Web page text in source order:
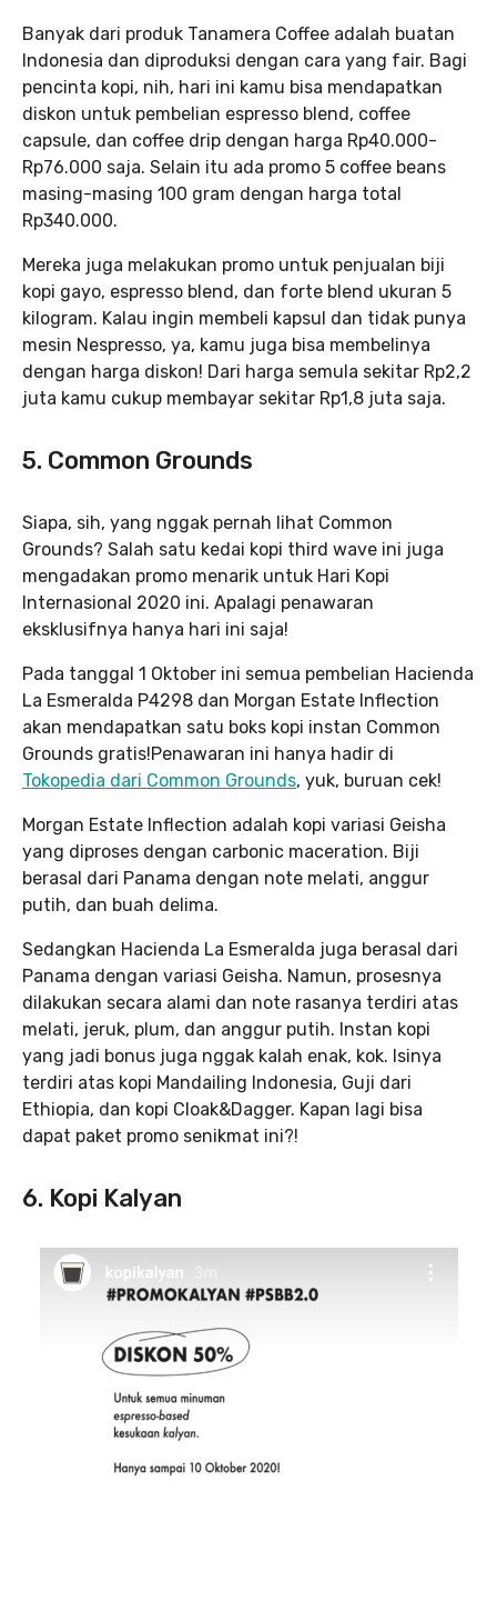
Banyak dari produk Tanamera Coffee adalah buatan
Indonesia dan diproduksi dengan cara yang fair. Bagi
pencinta kopi, nih, hari ini kamu bisa mendapatkan
diskon untuk pembelian espresso blend, coffee
capsule, dan coffee drip dengan harga Rp40.000-
Rp76.000 saja. Selain itu ada promo 5 coffee beans
masing-masing 100 gram dengan harga total
Rp340.000.
Mereka juga melakukan promo untuk penjualan biji
kopi gayo, espresso blend, dan forte blend ukuran 5
kilogram. Kalau ingin membeli kapsul dan tidak punya
mesin Nespresso, ya, kamu juga bisa membelinya
dengan harga diskon! Dari harga semula sekitar Rp2,2
juta kamu cukup membayar sekitar Rp1,8 juta saja.
5. Common Grounds
Siapa, sih, yang nggak pernah lihat Common
Grounds? Salah satu kedai kopi third wave ini juga
mengadakan promo menarik untuk Hari Kopi
Internasional 2020 ini. Apalagi penawaran
eksklusifnya hanya hari ini saja!
Pada tanggal 1 Oktober ini semua pembelian Hacienda
La Esmeralda P4298 dan Morgan Estate Inflection
akan mendapatkan satu boks kopi instan Common
Grounds gratis!Penawaran ini hanya hadir di
Tokopedia dari Common Grounds, yuk, buruan cek!
Morgan Estate Inflection adalah kopi variasi Geisha
yang diproses dengan carbonic maceration. Biji
berasal dari Panama dengan note melati, anggur
putih, dan buah delima.
Sedangkan Hacienda La Esmeralda juga berasal dari
Panama dengan variasi Geisha. Namun, prosesnya
dilakukan secara alami dan note rasanya terdiri atas
melati, jeruk, plum, dan anggur putih. Instan kopi
yang jadi bonus juga nggak kalah enak, kok. Isinya
terdiri atas kopi Mandailing Indonesia, Guji dari
Ethiopia, dan kopi Cloak&Dagger. Kapan lagi bisa
dapat paket promo senikmat ini?!
6. Kopi Kalyan